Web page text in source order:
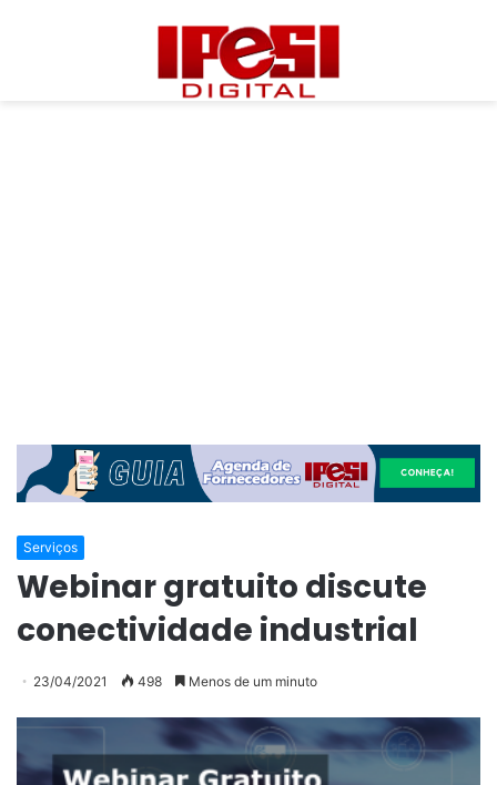
Serviços
Webinar gratuito discute
conectividade industrial
23/04/2021 498 Menos de um minuto